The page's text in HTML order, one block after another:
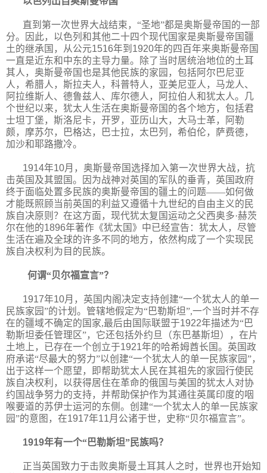
直到第一次世界大战结束，“圣地”都是奥斯曼帝国的一部
分。因此，以色列和其他二十四个现代国家是奥斯曼帝国疆
土的继承国，从公元1516年到 1920年的四百年来奥斯曼帝国
一直是近东和中东的主导力量。除了当时居统治地位的土耳
其人，奥斯曼帝国也是其他民族的家园，包括阿尔巴尼亚
人，希腊人，斯拉夫人，科普特人，亚美尼亚人，马龙人、
阿拉维斯人、德鲁兹人、库尔德人，阿拉伯人和犹太人。几
个世纪以来，犹太人生活在奥斯曼帝国的各个地方，包括君
士坦丁堡，斯洛尼卡，开罗，亚历山大，大马士革，阿勒
颇，摩苏尔，巴格达，巴士拉，太巴列，希伯伦，萨费德，
加沙和耶路撒冷。
1914年10月，奥斯曼帝国选择加入第一次世界大战，抗
击英国及其盟国。因为战神对英国的军队的垂青，英国政府
终于面临处置多民族的奥斯曼帝国的疆土的问题——如何做
才能既照顾当前英国的利益又遵循十九世纪的自由主义的民
族自决原则？在这方面，现代犹太复国运动之父西奥多·赫茨
尔在他的1896年著作《犹太国》中已经宣告：犹太人，尽管
生活在遍及全球的许多不同的地方，依然构成了一个实现民
族自决权利为目的民族。
何谓“贝尔福宣言”？
1917年10月，英国内阁决定支持创建“一个犹太人的单一
民族家园”的计划。管辖地假定为“巴勒斯坦”,一个当时并不存
在的疆域不确定的国家,最后由国际联盟于1922年描述为“巴
勒斯坦委任管理区”，它还包括外约旦（东巴基斯坦），在片
土地上，已存在一个创立于1921年的哈希姆酋长国。英国政
府承诺“尽最大的努力”以创建“一个犹太人的单一民族家园”，
出于这样一个愿望，即帮助犹太人民在其祖先的家园行使民
族自决权利，以获得居住在革命的俄国与美国的犹太人对协
约国战争努力的支持，并帮助保护作为其通往英属印度的咽
喉要道的苏伊士运河的东侧。创建“一个犹太人的单一民族家
园”的意图，在1917年11月公诸于世，史称“贝尔福宣言”。
1919年有一个“巴勒斯坦”民族吗？
正当英国致力于击败奥斯曼土耳其人之时，世界也开始知